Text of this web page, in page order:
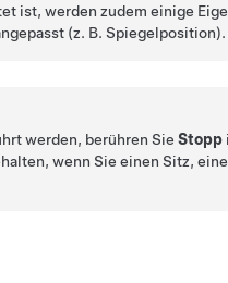
ist, werden zudem einige
(z. B. Spiegelposition).
werden, berühren SieStopp
wenn Sie einen Sitz,